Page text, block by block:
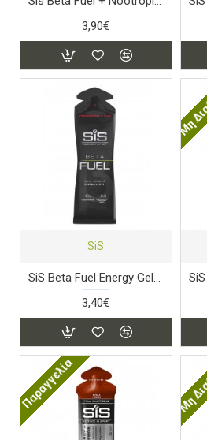
3,90€
SiS
SiS Beta Fuel Energy Gel (Strawberry & Lime)
3,40€
Μη
Παραγγελία Μη